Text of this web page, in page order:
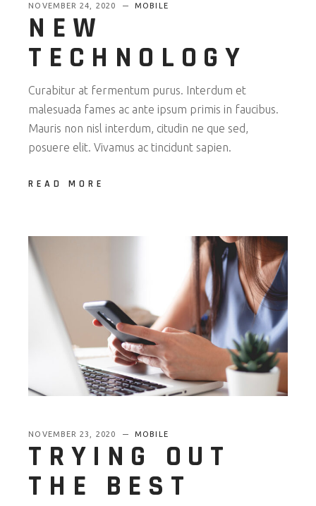
NOVEMBER 24, 2020 MOBILE
NEW
TECHNOLOGY
Curabitur at fermentum purus. Interdum et
malesuada fames ac ante ipsum primis in faucibus.
Mauris non nisl interdum, citudin ne que sed,
posuere elit. Vivamus ac tincidunt sapien.
READ MORE
NOVEMBER 23, 2020 MOBILE
TRYING OUT
THE BEST